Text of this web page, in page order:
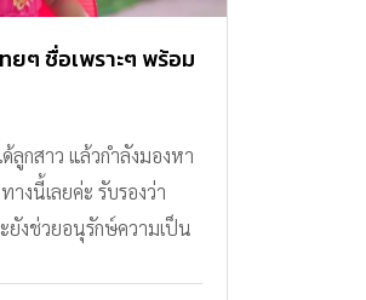
ยๆ ชื่อเพราะๆ พร้อม
กสาว แล้วกำลังมองหา
งนี้เลยค่ะ รับรองว่า
ยังช่วยอนุรักษ์ความเป็น